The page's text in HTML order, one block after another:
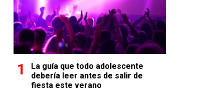
La guía que todo adolescente
debería leer antes de salir de
fiesta este verano